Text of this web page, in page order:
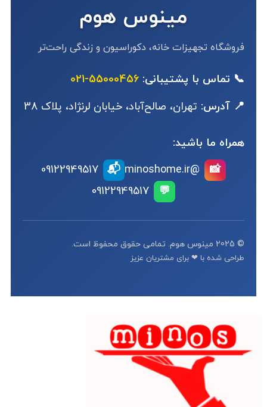
مینوس هوم
فروشگاه تجهیزات خانه، دکوراسیون و زندگی راحت‌تر
📞 تماس با پشتیبانی: 55000456-021
📍 آدرس: تهران، صالح‌آباد، خیابان لرنژاد، پلاک 38
همراه ما باشید:
📸
@minoshome.ir
📬
09122949517
💬
09122949517
© 2025 مینوس هوم. تمامی حقوق محفوظ است.
طراحی شده با ❤ برای مشتریان عزیز